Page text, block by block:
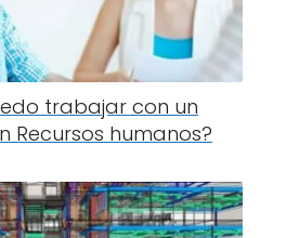
trabajar con un
Recursos humanos?